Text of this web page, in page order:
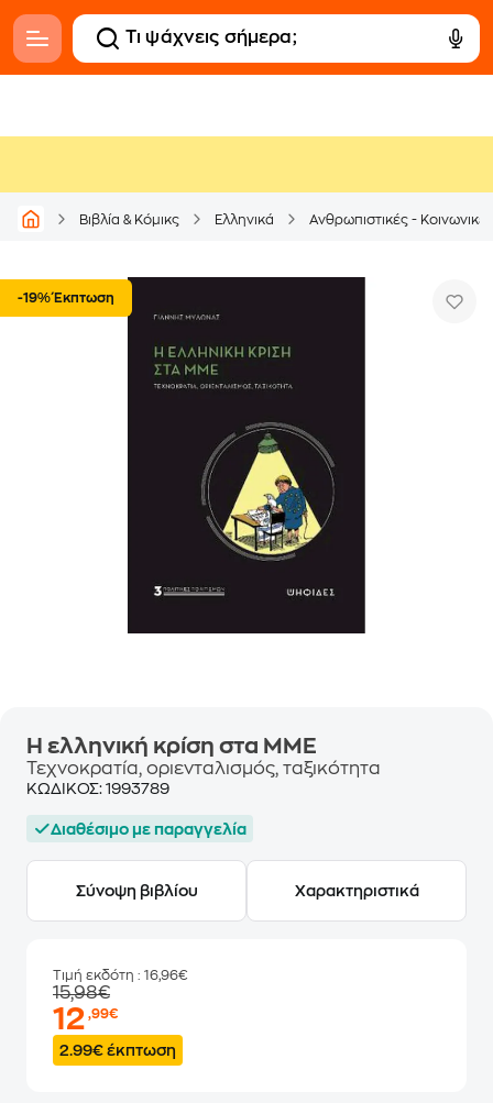
Βιβλία & Κόμικς Ελληνικά Ανθρωπιστικές -
-19% Έκπτωση
Η ελληνική κρίση στα ΜΜΕ
Τεχνοκρατία, οριενταλισμός, ταξικότητα
ΚΩΔΙΚΟΣ: 1993789
Διαθέσιμο με παραγγελία
Σύνοψη βιβλίου Χαρακτηριστικά
Τιμή εκδότη : 16,96€
15,98€
12,99€
2.99€ έκπτωση